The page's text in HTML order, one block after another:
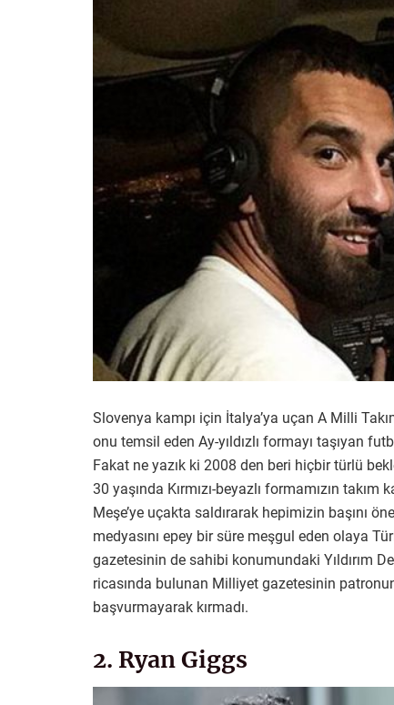
Slovenya kampı için İtalya’ya uçan A Milli
onu temsil eden Ay-yıldızlı formayı taşıyan
Fakat ne yazık ki 2008 den beri hiçbir türlü
30 yaşında Kırmızı-beyazlı formamızın
Meşe’ye uçakta saldırarak hepimizin başını
medyasını epey bir süre meşgul eden olaya
gazetesinin de sahibi konumundaki Yıldırım
ricasında bulunan Milliyet gazetesinin
başvurmayarak kırmadı.
2. Ryan Giggs